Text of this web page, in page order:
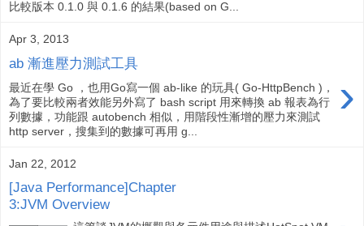
比較版本 0.1.0 與 0.1.6 的結果(based on G...
Apr 3, 2013
ab 漸進壓力測試工具
›
最近在學 Go ，也用Go寫一個 ab-like 的玩具( Go-HttpBench )，
為了要比較兩者效能另外寫了 bash script 用來轉換 ab 報表為行
列數據，功能跟 autobench 相似，用階段性漸增的壓力來測試
http server，搜集到的數據可再用 g...
Jan 22, 2012
[Java Performance]Chapter
3:JVM Overview